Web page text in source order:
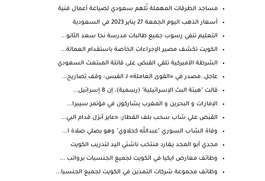
‏مساجد الطرقات المهملة تُلهم سعودي لصياغة أعمال فنية
أسعار الذهب اليوم الجمعة 27 يناير 2023 في السعودية
التعليم تنفي رسوب جميع طالبات مدرسة نجا سعد الثانو...
الكويت تكشف مصير الإجراءات الخاصة باستقدام العمالة...
الشرطة الأميركية تلقي القبض على قاتلة المبتعث السعودي
عاجل..مصدر في «القوى العاملة» لـ القبس: وقف تصاريح...
قالت "هيئة البث الإسرائيلية" (رسمية)، إن 8 إسرائيل...
الإمارات و البحرين و المغرب يشاركون في مؤتمر سيبرا...
القبض علي شاب سحب بلف القطار: «عايز أنزل قدام البي...
وفاة الشاب السوري "عبدالله كحلاوي" وهو يصلي صلاة ا...
مجدي أبو المجد يغارد منتخب ناشئي اليد لتدريب الكويت
وظائف معارض ايكيا في الكويت لجميع الجنسيات برواتب ...
وظائف مجموعة شركات التمدين في الكويت لجميع الجنسيا...